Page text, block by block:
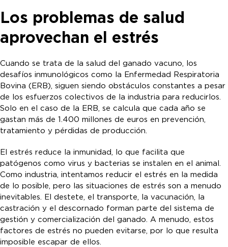
Los problemas de salud
aprovechan el estrés
Cuando se trata de la salud del ganado vacuno, los
desafíos inmunológicos como la Enfermedad Respiratoria
Bovina (ERB), siguen siendo obstáculos constantes a pesar
de los esfuerzos colectivos de la industria para reducirlos.
Solo en el caso de la ERB, se calcula que cada año se
gastan más de 1.400 millones de euros en prevención,
tratamiento y pérdidas de producción.
El estrés reduce la inmunidad, lo que facilita que
patógenos como virus y bacterias se instalen en el animal.
Como industria, intentamos reducir el estrés en la medida
de lo posible, pero las situaciones de estrés son a menudo
inevitables. El destete, el transporte, la vacunación, la
castración y el descornado forman parte del sistema de
gestión y comercialización del ganado. A menudo, estos
factores de estrés no pueden evitarse, por lo que resulta
imposible escapar de ellos.